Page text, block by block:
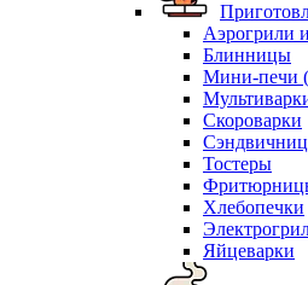
Аэрогрили
Блинницы
Мини-печи
Скороварки
Тостеры
Хлебопечки
Яйцеварки